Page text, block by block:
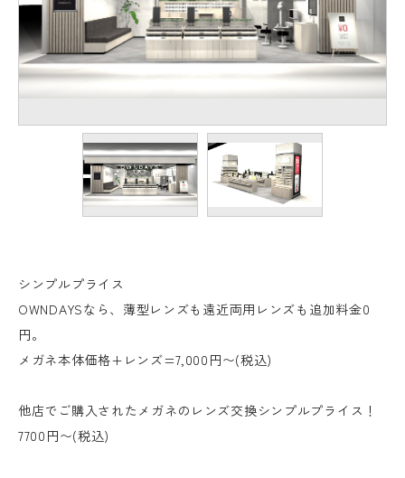
シンプルプライス
OWNDAYSなら、薄型レンズも遠近両用レンズも追加料金0
円。
メガネ本体価格+レンズ=7,000円〜(税込)
他店でご購入されたメガネのレンズ交換シンプルプライス！
7700円〜(税込)